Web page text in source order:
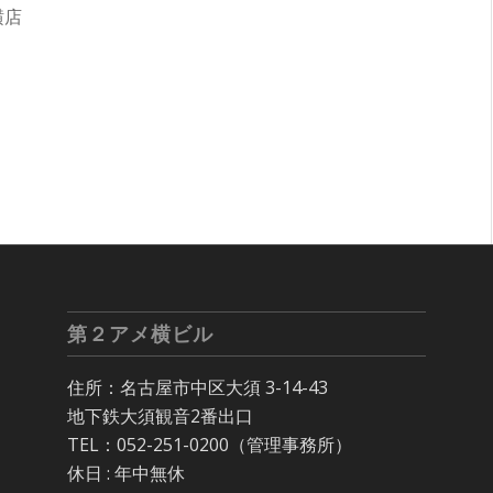
店
第２アメ横ビル
住所：名古屋市中区大須 3-14-43
地下鉄大須観音2番出口
TEL：052-251-0200（管理事務所）
休日 : 年中無休